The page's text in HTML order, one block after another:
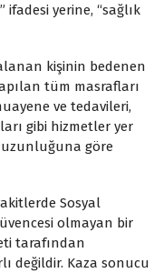
yerine, “sağlık
kişinin bedenen
tüm masrafları
ve tedavileri,
gibi hizmetler yer
uzunluğuna göre
Sosyal
olmayan bir
tarafından
değildir. Kaza sonucu